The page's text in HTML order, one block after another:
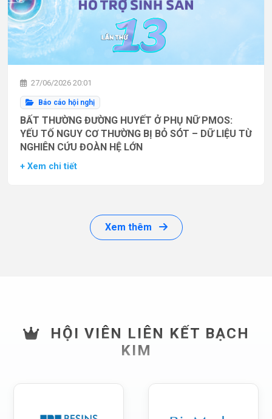
27/06/2026 20:01
Báo cáo hội nghị
BẤT THƯỜNG ĐƯỜNG HUYẾT Ở PHỤ NỮ PMOS:
YẾU TỐ NGUY CƠ THƯỜNG BỊ BỎ SÓT – DỮ LIỆU TỪ
NGHIÊN CỨU ĐOÀN HỆ LỚN
+ Xem chi tiết
Xem thêm
HỘI VIÊN LIÊN KẾT BẠCH
KIM